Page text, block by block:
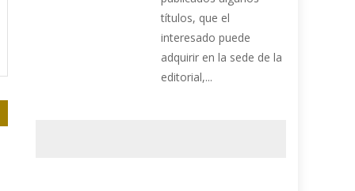
títulos, que el
interesado puede
adquirir en la sede de la
editorial,...